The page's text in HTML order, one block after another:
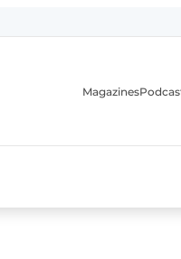
Magazines